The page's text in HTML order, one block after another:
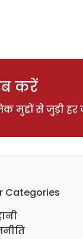
करें
मुद्दों से जुड़ी
Categories